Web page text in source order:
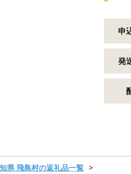
申
発
県 飛島村の返礼品一覧